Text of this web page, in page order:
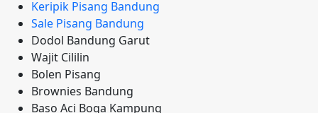
Keripik Pisang Bandung
Sale Pisang Bandung
Dodol Bandung Garut
Wajit Cililin
Bolen Pisang
Brownies Bandung
Baso Aci Boga Kampung